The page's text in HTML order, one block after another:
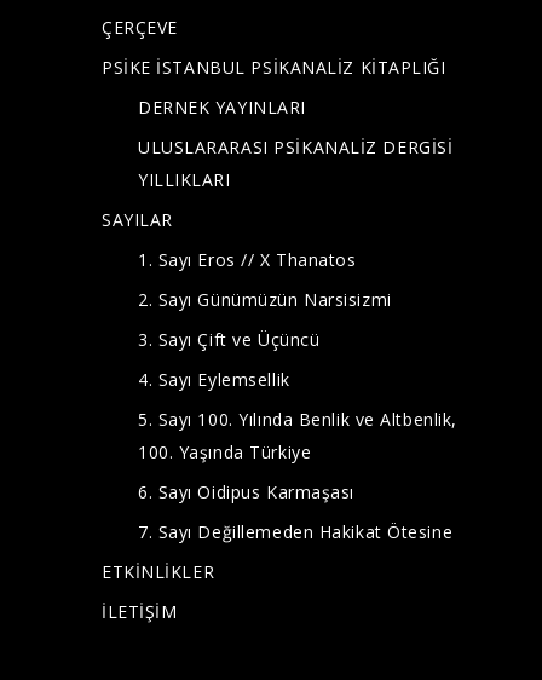
ÇERÇEVE
PSİKE İSTANBUL PSİKANALİZ KİTAPLIĞI
DERNEK YAYINLARI
ULUSLARARASI PSİKANALİZ DERGİSİ
YILLIKLARI
SAYILAR
1. Sayı Eros // X Thanatos
2. Sayı Günümüzün Narsisizmi
3. Sayı Çift ve Üçüncü
4. Sayı Eylemsellik
5. Sayı 100. Yılında Benlik ve Altbenlik,
100. Yaşında Türkiye
6. Sayı Oidipus Karmaşası
7. Sayı Değillemeden Hakikat Ötesine
ETKİNLİKLER
İLETİŞİM